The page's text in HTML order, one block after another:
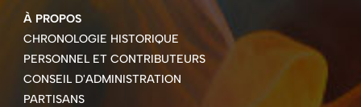
À PROPOS
CHRONOLOGIE HISTORIQUE
PERSONNEL ET CONTRIBUTEURS
CONSEIL D'ADMINISTRATION
PARTISANS